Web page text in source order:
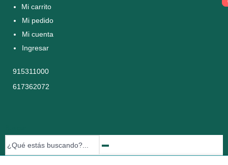
Mi carrito
Mi pedido
Mi cuenta
Ingresar
915311000
617362072